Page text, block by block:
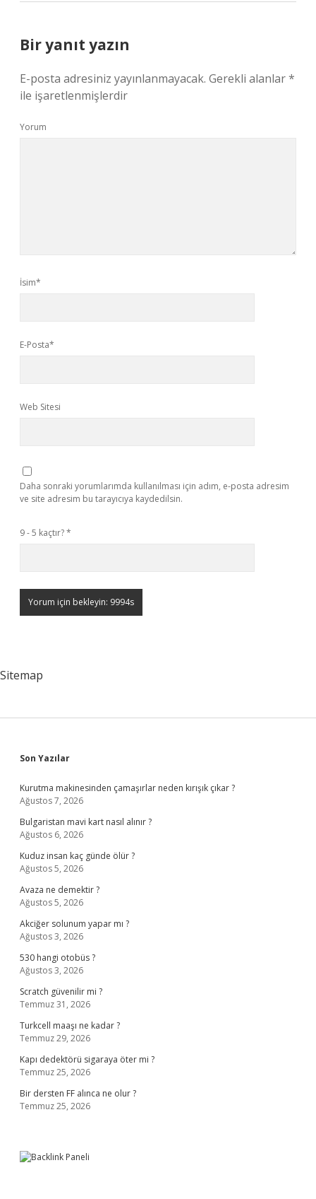
Bir yanıt yazın
E-posta adresiniz yayınlanmayacak. Gerekli alanlar*
ile işaretlenmişlerdir
Yorum
İsim*
E-Posta*
Web Sitesi
Daha sonraki yorumlarımda kullanılması için adım, e-posta adresim
ve site adresim bu tarayıcıya kaydedilsin.
9 - 5 kaçtır?*
Sitemap
Sidebar
Son Yazılar
Kurutma makinesinden çamaşırlar neden kırışık çıkar ?
Ağustos 7, 2026
Bulgaristan mavi kart nasıl alınır ?
Ağustos 6, 2026
Kuduz insan kaç günde ölür ?
Ağustos 5, 2026
Avaza ne demektir ?
Ağustos 5, 2026
Akciğer solunum yapar mı ?
Ağustos 3, 2026
530 hangi otobüs ?
Ağustos 3, 2026
Scratch güvenilir mi ?
Temmuz 31, 2026
Turkcell maaşı ne kadar ?
Temmuz 29, 2026
Kapı dedektörü sigaraya öter mi ?
Temmuz 25, 2026
Bir dersten FF alınca ne olur ?
Temmuz 25, 2026